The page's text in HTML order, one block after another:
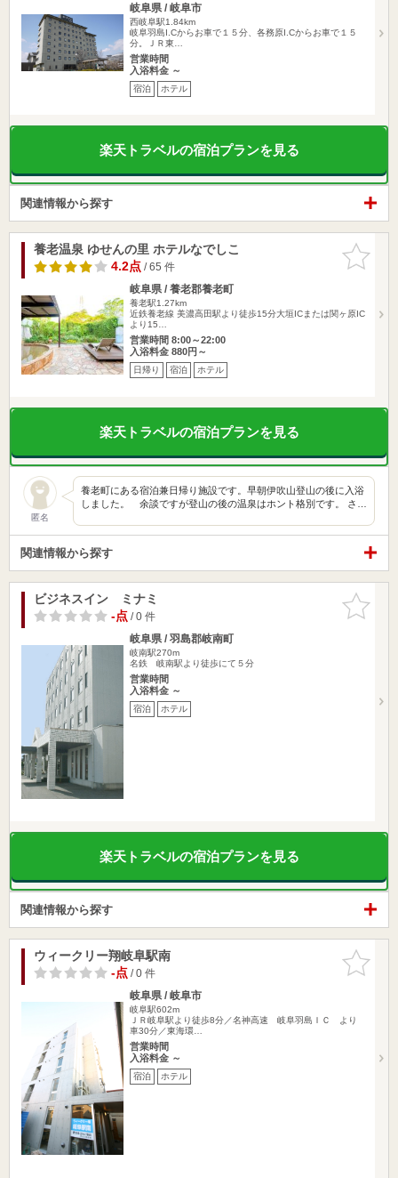
岐阜県 / 岐阜市
西岐阜駅1.84km
岐阜羽島I.Cからお車で１５分、各務原I.Cからお車で１５
分。ＪＲ東…
営業時間
入浴料金 ～
宿泊 ホテル
楽天トラベルの宿泊プランを見る
関連情報から探す
お気に入
りに追加
養老温泉 ゆせんの里 ホテルなでしこ
4.2点/ 65 件
岐阜県 / 養老郡養老町
養老駅1.27km
近鉄養老線 美濃高田駅より徒歩15分大垣ICまたは関ヶ原IC
より15…
営業時間 8:00～22:00
入浴料金 880円～
日帰り 宿泊 ホテル
楽天トラベルの宿泊プランを見る
匿名
養老町にある宿泊兼日帰り施設です。早朝伊吹山登山の後に入浴
しました。 余談ですが登山の後の温泉はホント格別です。 さ…
関連情報から探す
お気に入
りに追加
ビジネスイン ミナミ
-点/ 0 件
岐阜県 / 羽島郡岐南町
岐南駅270m
名鉄 岐南駅より徒歩にて５分
営業時間
入浴料金 ～
宿泊 ホテル
楽天トラベルの宿泊プランを見る
関連情報から探す
お気に入
りに追加
ウィークリー翔岐阜駅南
-点/ 0 件
岐阜県 / 岐阜市
岐阜駅602m
ＪＲ岐阜駅より徒歩8分／名神高速 岐阜羽島ＩＣ より
車30分／東海環…
営業時間
入浴料金 ～
宿泊 ホテル